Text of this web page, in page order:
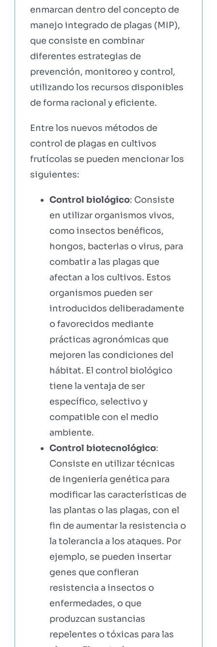
enmarcan dentro del concepto de
manejo integrado de plagas (MIP),
que consiste en combinar
diferentes estrategias de
prevención, monitoreo y control,
utilizando los recursos disponibles
de forma racional y eficiente.
Entre los nuevos métodos de
control de plagas en cultivos
frutícolas se pueden mencionar los
siguientes:
Control biológico: Consiste
en utilizar organismos vivos,
como insectos benéficos,
hongos, bacterias o virus, para
combatir a las plagas que
afectan a los cultivos. Estos
organismos pueden ser
introducidos deliberadamente
o favorecidos mediante
prácticas agronómicas que
mejoren las condiciones del
hábitat. El control biológico
tiene la ventaja de ser
específico, selectivo y
compatible con el medio
ambiente.
Control biotecnológico:
Consiste en utilizar técnicas
de ingeniería genética para
modificar las características de
las plantas o las plagas, con el
fin de aumentar la resistencia o
la tolerancia a los ataques. Por
ejemplo, se pueden insertar
genes que confieran
resistencia a insectos o
enfermedades, o que
produzcan sustancias
repelentes o tóxicas para las